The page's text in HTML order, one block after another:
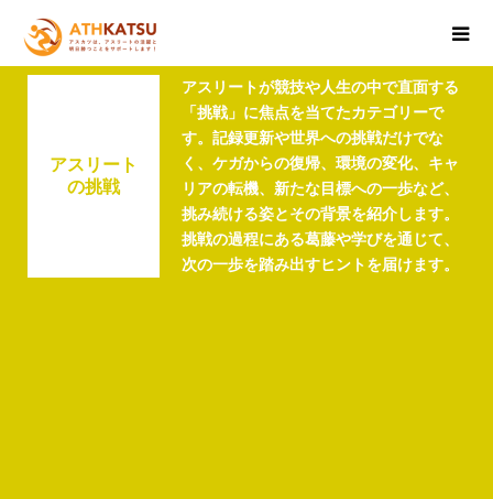
アスリート
の挑戦
アスリートが競技や人生の中で直面する
「挑戦」に焦点を当てたカテゴリーで
す。記録更新や世界への挑戦だけでな
く、ケガからの復帰、環境の変化、キャ
リアの転機、新たな目標への一歩など、
挑み続ける姿とその背景を紹介します。
挑戦の過程にある葛藤や学びを通じて、
次の一歩を踏み出すヒントを届けます。